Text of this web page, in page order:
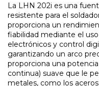
La LHN 202i es una
resistente para el
proporciona un
fiabilidad mediante el
electrónicos y control
garantizando un arco
proporciona una
continua) suave que le
metales, como los